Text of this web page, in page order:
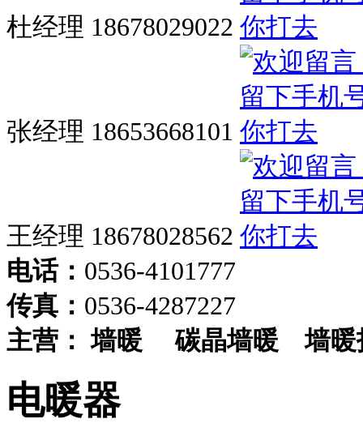
杜经理 18678029022
张经理 18653668101
王经理 18678028562
电话： 0536-4101777
传真： 0536-4287227
主营： 墙暖碳晶墙暖墙暖
电暖器